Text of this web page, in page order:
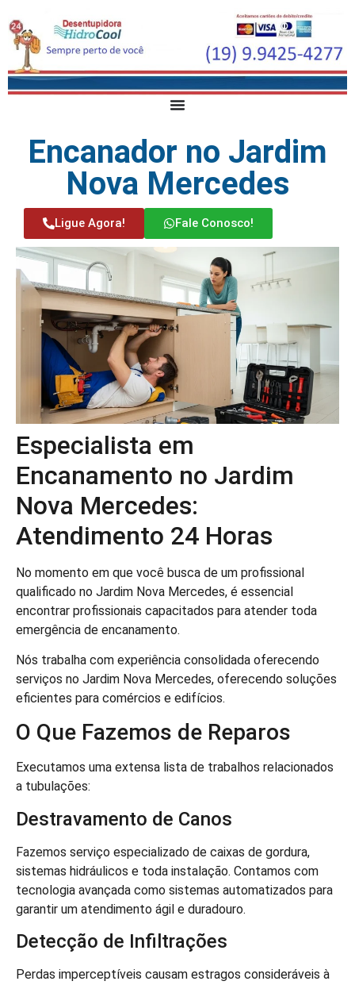
Encanador no Jardim
Nova Mercedes
Ligue Agora! Fale Conosco!
Especialista em
Encanamento no Jardim
Nova Mercedes:
Atendimento 24 Horas
No momento em que você busca de um profissional
qualificado no Jardim Nova Mercedes, é essencial
encontrar profissionais capacitados para atender toda
emergência de encanamento.
Nós trabalha com experiência consolidada oferecendo
serviços no Jardim Nova Mercedes, oferecendo soluções
eficientes para comércios e edifícios.
O Que Fazemos de Reparos
Executamos uma extensa lista de trabalhos relacionados
a tubulações:
Destravamento de Canos
Fazemos serviço especializado de caixas de gordura,
sistemas hidráulicos e toda instalação. Contamos com
tecnologia avançada como sistemas automatizados para
garantir um atendimento ágil e duradouro.
Detecção de Infiltrações
Perdas imperceptíveis causam estragos consideráveis à